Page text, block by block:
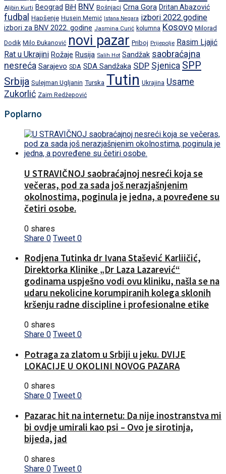
Aljbin Kurti Beograd BiH BNV Bošnjaci Crna Gora Dritan Abazović
fudbal Hapšenje Husein Memić Istana Negara izbori 2022.godine
izbori za BNV 2022. godine Jasmina Curić kolumna Kosovo Milorad
Dodik Milo Đukanović novi pazar Priboj Prijepolje Rasim Ljajić
Rat u Ukrajini Rožaje Rusija Salih Hot Sandžak saobraćajna
nesreća Sarajevo SDA SDA Sandžaka SDP Sjenica SPP
Srbija Sulejman Ugljanin Turska Tutin Ukrajina Usame
Zukorlić Zaim Redžepović
Poplarno
U STRAVIČNOJ saobraćajnoj nesreći koja se
večeras, pod za sada još nerazjašnjenim
okolnostima, poginula je jedna, a povređene su
četiri osobe.
0 shares
Share 0 Tweet 0
Rodjena Tutinka dr Ivana Stašević Karliičić,
Direktorka Klinike „Dr Laza Lazarević“
godinama uspješno vodi ovu kliniku, našla se na
udaru nekolicine korumpiranih kolega sklonih
kršenju radne discipline i profesionalne etike
0 shares
Share 0 Tweet 0
Potraga za zlatom u Srbiji u jeku. DVIJE
LOKACIJE U OKOLINI NOVOG PAZARA
0 shares
Share 0 Tweet 0
Pazarac hit na internetu: Da nije inostranstva mi
bi ovdje umirali kao psi – Ovo je sirotinja,
bijeda, jad
0 shares
Share 0 Tweet 0